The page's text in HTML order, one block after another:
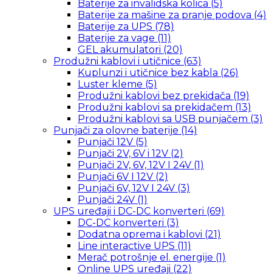
Baterije za invalidska kolica (5)
Baterije za mašine za pranje podova (4)
Baterije za UPS (78)
Baterije za vage (11)
GEL akumulatori (20)
Produžni kablovi i utičnice (63)
Kuplunzi i utičnice bez kabla (26)
Luster kleme (5)
Produžni kablovi bez prekidača (19)
Produžni kablovi sa prekidačem (13)
Produžni kablovi sa USB punjačem (3)
Punjači za olovne baterije (14)
Punjači 12V (5)
Punjači 2V, 6V i 12V (2)
Punjači 2V, 6V, 12V I 24V (1)
Punjači 6V I 12V (2)
Punjači 6V, 12V I 24V (3)
Punjači 24V (1)
UPS uređaji i DC-DC konverteri (69)
DC-DC konverteri (3)
Dodatna oprema i kablovi (21)
Line interactive UPS (11)
Merač potrošnje el. energije (1)
Online UPS uređaji (22)